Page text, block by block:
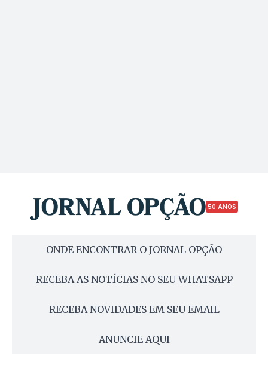
50 ANOS
ONDE ENCONTRAR O JORNAL OPÇÃO
RECEBA AS NOTÍCIAS NO SEU WHATSAPP
RECEBA NOVIDADES EM SEU EMAIL
ANUNCIE AQUI